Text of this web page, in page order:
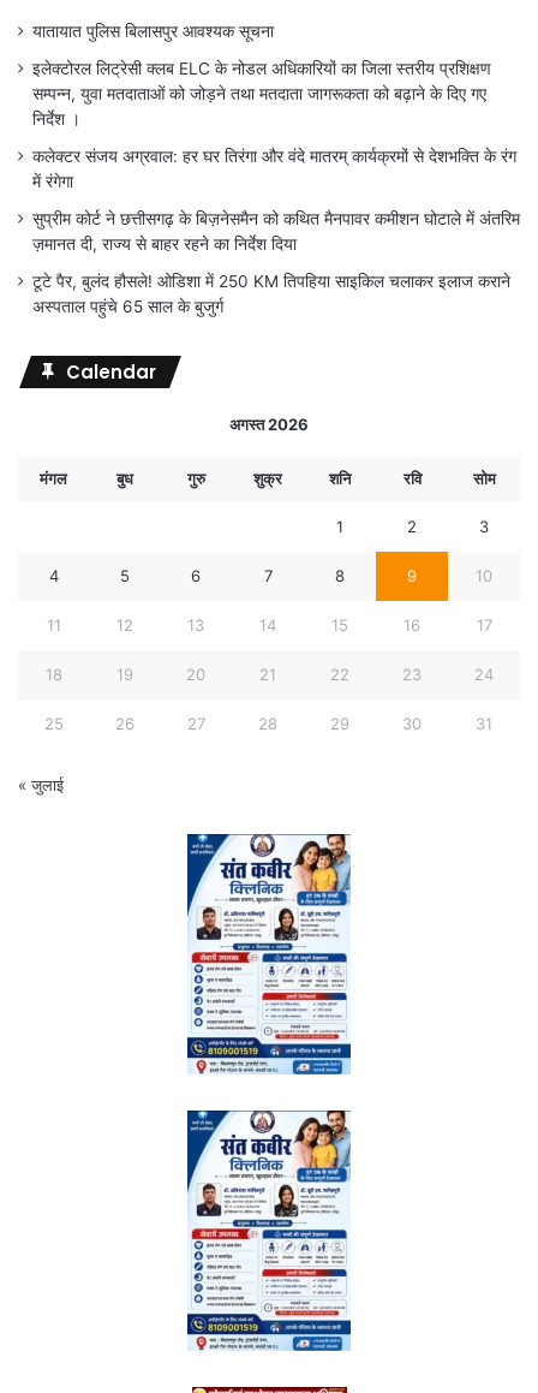
यातायात पुलिस बिलासपुर आवश्यक सूचना
इलेक्टोरल लिट्रेसी क्लब ELC के नोडल अधिकारियों का जिला स्तरीय प्रशिक्षण
सम्पन्न, युवा मतदाताओं को जोड़ने तथा मतदाता जागरूकता को बढ़ाने के दिए गए
निर्देश ।
कलेक्टर संजय अग्रवाल: हर घर तिरंगा और वंदे मातरम् कार्यक्रमों से देशभक्ति के रंग
में रंगेगा
सुप्रीम कोर्ट ने छत्तीसगढ़ के बिज़नेसमैन को कथित मैनपावर कमीशन घोटाले में अंतरिम
ज़मानत दी, राज्य से बाहर रहने का निर्देश दिया
टूटे पैर, बुलंद हौसले! ओडिशा में 250 KM तिपहिया साइकिल चलाकर इलाज कराने
अस्पताल पहुंचे 65 साल के बुजुर्ग
Calendar
अगस्त 2026
मंगल बुध गुरु शुक्र शनि रवि सोम
1 2 3
4 5 6 7 8 9 10
11 12 13 14 15 16 17
18 19 20 21 22 23 24
25 26 27 28 29 30 31
« जुलाई